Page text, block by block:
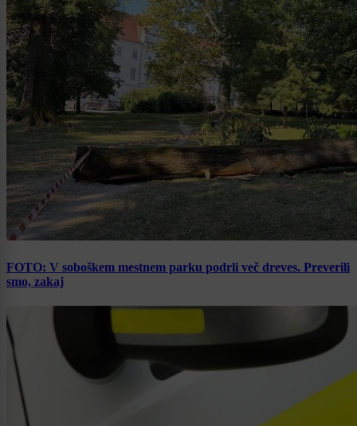
FOTO: V soboškem mestnem parku podrli več dreves. Preverili
smo, zakaj